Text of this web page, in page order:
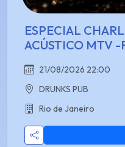
ESPECIAL
ACÚSTICO MTV -
21/08/2026 22:00
DRUNKS PUB
Rio de Janeiro